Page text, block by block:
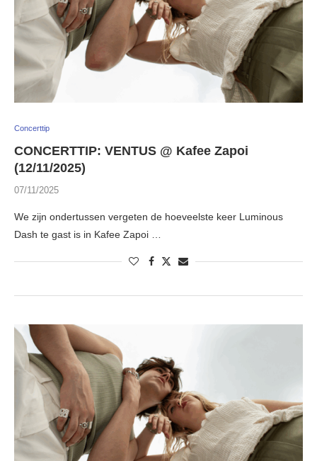
Concerttip
CONCERTTIP: VENTUS @ Kafee Zapoi
(12/11/2025)
07/11/2025
We zijn ondertussen vergeten de hoeveelste keer Luminous
Dash te gast is in Kafee Zapoi …